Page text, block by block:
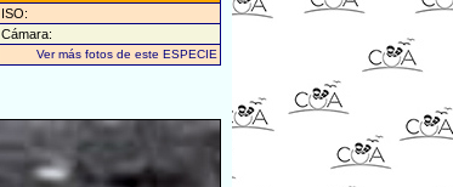
ISO:
Cámara:
Ver más fotos de este ESPECIE